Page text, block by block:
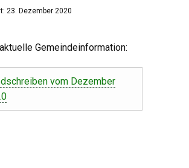
23. Dezember 2020
Gemeindeinformation:
vom Dezember